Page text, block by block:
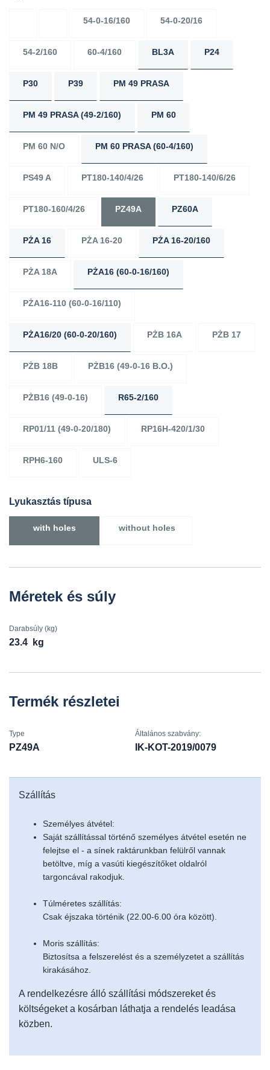
54-0-16/160 54-0-20/16
54-2/160 60-4/160 BL3A P24
P30 P39 PM 49 PRASA
PM 49 PRASA (49-2/160) PM 60
PM 60 N/O PM 60 PRASA (60-4/160)
PS49 A PT180-140/4/26 PT180-140/6/26
PT180-160/4/26 PZ49A PZ60A
PŻA 16 PŻA 16-20 PŻA 16-20/160
PŻA 18A PŻA16 (60-0-16/160)
PŻA16-110 (60-0-16/110)
PŻA16/20 (60-0-20/160) PŻB 16A PŻB 17
PŻB 18B PŻB16 (49-0-16 B.O.)
PŻB16 (49-0-16) R65-2/160
RP01/11 (49-0-20/180) RP16H-420/1/30
RPH6-160 ULS-6
Lyukasztás típusa
with holes without holes
Méretek és súly
Darabsúly (kg)
23.4 kg
Termék részletei
Type
PZ49A
Általános szabvány:
IK-KOT-2019/0079
Szállítás
Személyes átvétel:
Saját szállítással történő személyes átvétel esetén ne
felejtse el - a sínek raktárunkban felülről vannak
betöltve, míg a vasúti kiegészítőket oldalról
targoncával rakodjuk.
Túlméretes szállítás:
Csak éjszaka történik (22.00-6.00 óra között).
Moris szállítás:
Biztosítsa a felszerelést és a személyzetet a szállítás
kirakásához.
A rendelkezésre álló szállítási módszereket és
költségeket a kosárban láthatja a rendelés leadása
közben.